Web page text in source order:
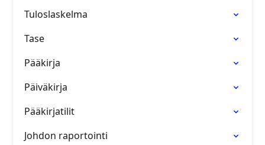
Tuloslaskelma
Tase
Pääkirja
Päiväkirja
Pääkirjatilit
Johdon raportointi